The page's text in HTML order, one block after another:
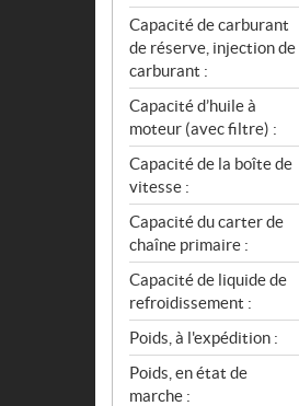
Capacité de carburant
de réserve, injection de
carburant :
Capacité d’huile à
moteur (avec filtre) :
Capacité de la boîte de
vitesse :
Capacité du carter de
chaîne primaire :
Capacité de liquide de
refroidissement :
Poids, à l'expédition :
Poids, en état de
marche :